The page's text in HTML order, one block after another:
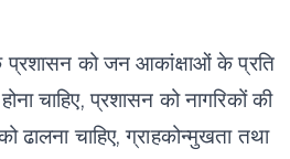
प्रशासन को जन आकांक्षाओं के प्रति
चाहिए,प्रशासन को नागरिकों की
ढालना चाहिए,ग्राहकोन्मुखता तथा